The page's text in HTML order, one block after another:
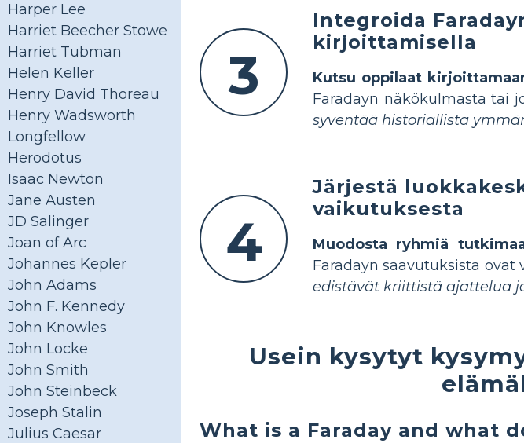
Harper Lee
Harriet Beecher Stowe
Harriet Tubman
Helen Keller
Henry David Thoreau
Henry Wadsworth
Longfellow
Herodotus
Isaac Newton
Jane Austen
JD Salinger
Joan of Arc
Johannes Kepler
John Adams
John F. Kennedy
John Knowles
John Locke
John Smith
John Steinbeck
Joseph Stalin
Julius Caesar
3
Integroida
kirjoittamisella
Kutsu oppilaat
Faradayn näkökulmasta tai
syventää historiallista
4
Järjestä
vaikutuksesta
Muodosta ryhmiä
Faradayn saavutuksista
edistävät kriittistä ajattelua
Usein kysytyt
What is a Faraday and what